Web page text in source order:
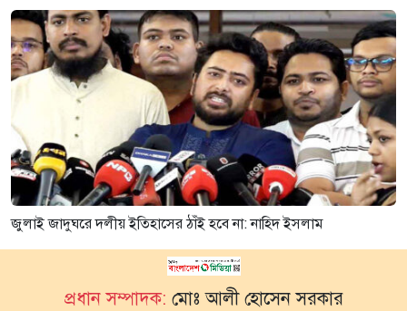
জুলাই জাদুঘরে দলীয় ইতিহাসের ঠাঁই হবে না: নাহিদ ইসলাম
প্রধান সম্পাদক: মোঃ আলী হোসেন সরকার